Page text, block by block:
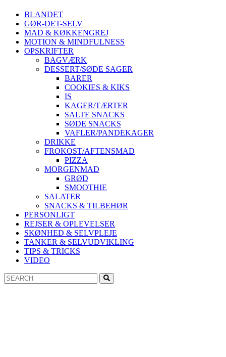
BLANDET
GØR-DET-SELV
MAD & KØKKENGREJ
MOTION & MINDFULNESS
OPSKRIFTER
BAGVÆRK
DESSERT/SØDE SAGER
BARER
COOKIES & KIKS
IS
KAGER/TÆRTER
SALTE SNACKS
SØDE SNACKS
VAFLER/PANDEKAGER
DRIKKE
FROKOST/AFTENSMAD
PIZZA
MORGENMAD
GRØD
SMOOTHIE
SALATER
SNACKS & TILBEHØR
PERSONLIGT
REJSER & OPLEVELSER
SKØNHED & SELVPLEJE
TANKER & SELVUDVIKLING
TIPS & TRICKS
VIDEO
Search
for: